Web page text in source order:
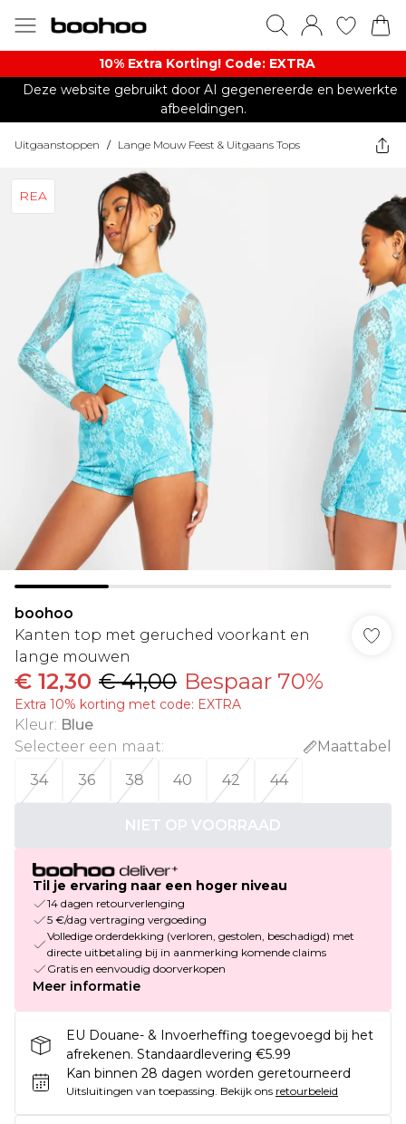
10% Extra Korting! Code: EXTRA​
Deze website gebruikt door AI gegenereerde en bewerkte
afbeeldingen.
Uitgaanstoppen / Lange Mouw Feest & Uitgaans Tops
REA
boohoo
Kanten top met geruched voorkant en
lange mouwen
€ 12,30 € 41,00 Bespaar 70%
Extra 10% korting met code: EXTRA
Kleur: Blue
Selecteer een maat:
Maattabel
34
36 38 40 42 44
NIET OP VOORRAAD
Til je ervaring naar een hoger niveau
14 dagen retourverlenging
5 €/dag vertraging vergoeding
Volledige orderdekking (verloren, gestolen, beschadigd) met
directe uitbetaling bij in aanmerking komende claims
Gratis en eenvoudig doorverkopen
Meer informatie
EU Douane- & Invoerheffing toegevoegd bij het
afrekenen. Standaardlevering €5.99
Kan binnen 28 dagen worden geretourneerd
Uitsluitingen van toepassing. Bekijk ons retourbeleid